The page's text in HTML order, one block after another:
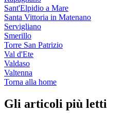
Sant'Elpidio a Mare
Santa Vittoria in Matenano
Servigliano
Smerillo
Torre San Patrizio
Val d'Ete
Valdaso
Valtenna
Torna alla home
Gli articoli più letti